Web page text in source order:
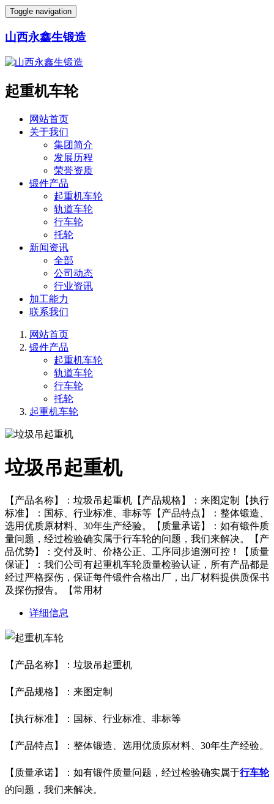
Toggle navigation
山西永鑫生锻造
起重机车轮
网站首页
关于我们
集团简介
发展历程
荣誉资质
锻件产品
起重机车轮
轨道车轮
行车轮
托轮
新闻资讯
全部
公司动态
行业资讯
加工能力
联系我们
网站首页
锻件产品
起重机车轮
轨道车轮
行车轮
托轮
起重机车轮
垃圾吊起重机
【产品名称】：垃圾吊起重机【产品规格】：来图定制【执行
标准】：国标、行业标准、非标等【产品特点】：整体锻造、
选用优质原材料、30年生产经验。【质量承诺】：如有锻件质
量问题，经过检验确实属于行车轮的问题，我们来解决。【产
品优势】：交付及时、价格公正、工序同步追溯可控！【质量
保证】：我们公司有起重机车轮质量检验认证，所有产品都是
经过严格探伤，保证每件锻件合格出厂，出厂材料提供质保书
及探伤报告。【常用材
详细信息
【产品名称】：垃圾吊起重机
【产品规格】：来图定制
【执行标准】：国标、行业标准、非标等
【产品特点】：整体锻造、选用优质原材料、30年生产经验。
【质量承诺】：如有锻件质量问题，经过检验确实属于行车轮
的问题，我们来解决。